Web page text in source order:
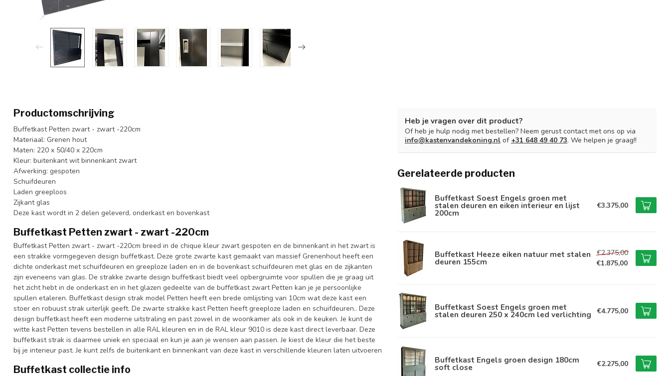
Productomschrijving
Buffetkast Petten zwart - zwart -220cm
Materiaal: Grenen hout
Maten: 220 x 50/40 x 220cm
Kleur: buitenkant wit binnenkant zwart
Afwerking: gespoten
Schuifdeuren
Laden greeploos
Zijkant glas
Deze kast wordt in 2 delen geleverd, onderkast en bovenkast
Buffetkast Petten zwart - zwart -220cm
Buffetkast Petten zwart - zwart -220cm breed in de chique kleur zwart gespoten en de binnenkant in het zwart is
een strakke vormgegeven design buffetkast. Deze grote zwarte kast gemaakt van massief Grenenhout heeft een
dichte onderkast met schuifdeuren en greeploze laden en in de bovenkast schuifdeuren met glas en de zijkanten
zijn eveneens van glas. De strakke zwarte design buffetkast biedt veel opbergruimte voor spullen die je graag uit
het zicht hebt in de onderkast en in het glazen gedeelte van de buffetkast zwart Petten kan je je persoonlijke
spullen etaleren. Buffetkast design strak model Petten heeft een brede omlijsting van 10cm wat deze kast een
stoer en robuust strak uiterlijk geeft. De zwarte strakke kast Petten heeft greeploze laden en schuifdeuren.. Deze
design buffetkast heeft een moderne uitstraling en past zowel in de woonkamer als ook in de keuken. Je kunt de
witte kast Petten tevens bestellen in alle RAL kleuren en in de RAL kleur 9010 is deze kast direct leverbaar. Deze
buffetkast strak is daarmee uniek en speciaal en kun je aan je wensen aan passen. Je kiest de kleur die het beste
bij je interieur past. Je kunt zelfs de buitenkant en binnenkant van deze kast in verschillende kleuren laten uitvoeren
Buffetkast collectie info
Heb je vragen over dit product?
Of heb je hulp nodig met bestellen? Neem gerust contact met ons op via
info@kastenvandekoning.nl of +31 648 49 40 73. We helpen je graag!!
Gerelateerde producten
Buffetkast Soest Engels groen met
stalen deuren en eiken interieur en lijst
200cm
€3.375,00
Buffetkast Heeze eiken natuur met stalen
deuren 155cm
€2.375,00
€1.875,00
Buffetkast Soest Engels groen met
stalen deuren 250 x 240cm led verlichting €4.775,00
Buffetkast Engels groen design 180cm
soft close €2.275,00